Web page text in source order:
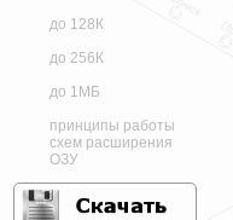
до 128К
до 256К
до 1МБ
принципы работы
схем расширения
ОЗУ